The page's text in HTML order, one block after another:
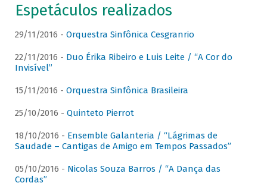
Espetáculos realizados
29/11/2016 - Orquestra Sinfônica Cesgranrio
22/11/2016 - Duo Érika Ribeiro e Luis Leite / “A Cor do
Invisível”
15/11/2016 - Orquestra Sinfônica Brasileira
25/10/2016 - Quinteto Pierrot
18/10/2016 - Ensemble Galanteria / “Lágrimas de
Saudade – Cantigas de Amigo em Tempos Passados”
05/10/2016 - Nicolas Souza Barros / “A Dança das
Cordas”